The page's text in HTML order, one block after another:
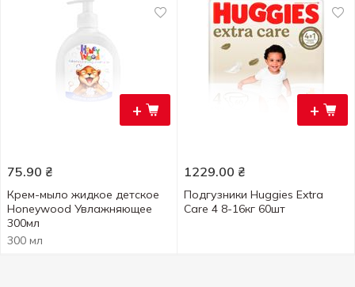
+
75.90 ₴
Крем-мыло жидкое детское
Honeywood Увлажняющее
300мл
300 мл
+
1229.00 ₴
Подгузники Huggies Extra
Care 4 8-16кг 60шт